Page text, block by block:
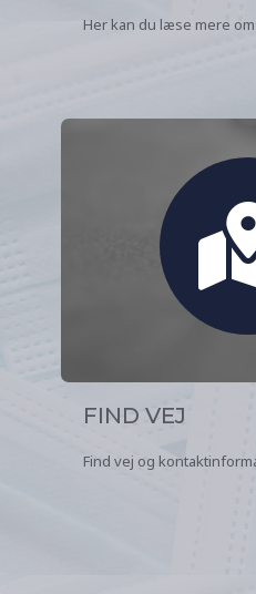
Her kan du læse mere
FIND VEJ
Find vej og